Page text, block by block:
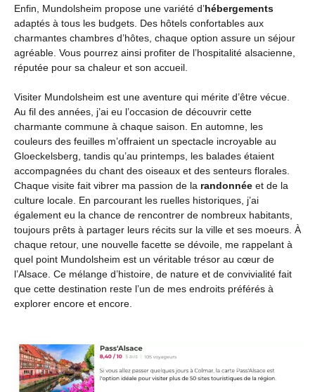
Enfin, Mundolsheim propose une variété d’hébergements
adaptés à tous les budgets. Des hôtels confortables aux
charmantes chambres d’hôtes, chaque option assure un séjour
agréable. Vous pourrez ainsi profiter de l’hospitalité alsacienne,
réputée pour sa chaleur et son accueil.
Visiter Mundolsheim est une aventure qui mérite d’être vécue.
Au fil des années, j’ai eu l’occasion de découvrir cette
charmante commune à chaque saison. En automne, les
couleurs des feuilles m’offraient un spectacle incroyable au
Gloeckelsberg, tandis qu’au printemps, les balades étaient
accompagnées du chant des oiseaux et des senteurs florales.
Chaque visite fait vibrer ma passion de la randonnée et de la
culture locale. En parcourant les ruelles historiques, j’ai
également eu la chance de rencontrer de nombreux habitants,
toujours prêts à partager leurs récits sur la ville et ses moeurs. À
chaque retour, une nouvelle facette se dévoile, me rappelant à
quel point Mundolsheim est un véritable trésor au cœur de
l’Alsace. Ce mélange d’histoire, de nature et de convivialité fait
que cette destination reste l’un de mes endroits préférés à
explorer encore et encore.